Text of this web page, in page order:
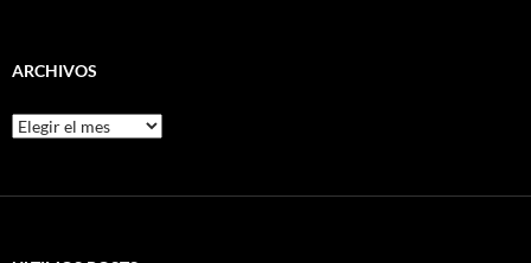
ARCHIVOS
Archivos